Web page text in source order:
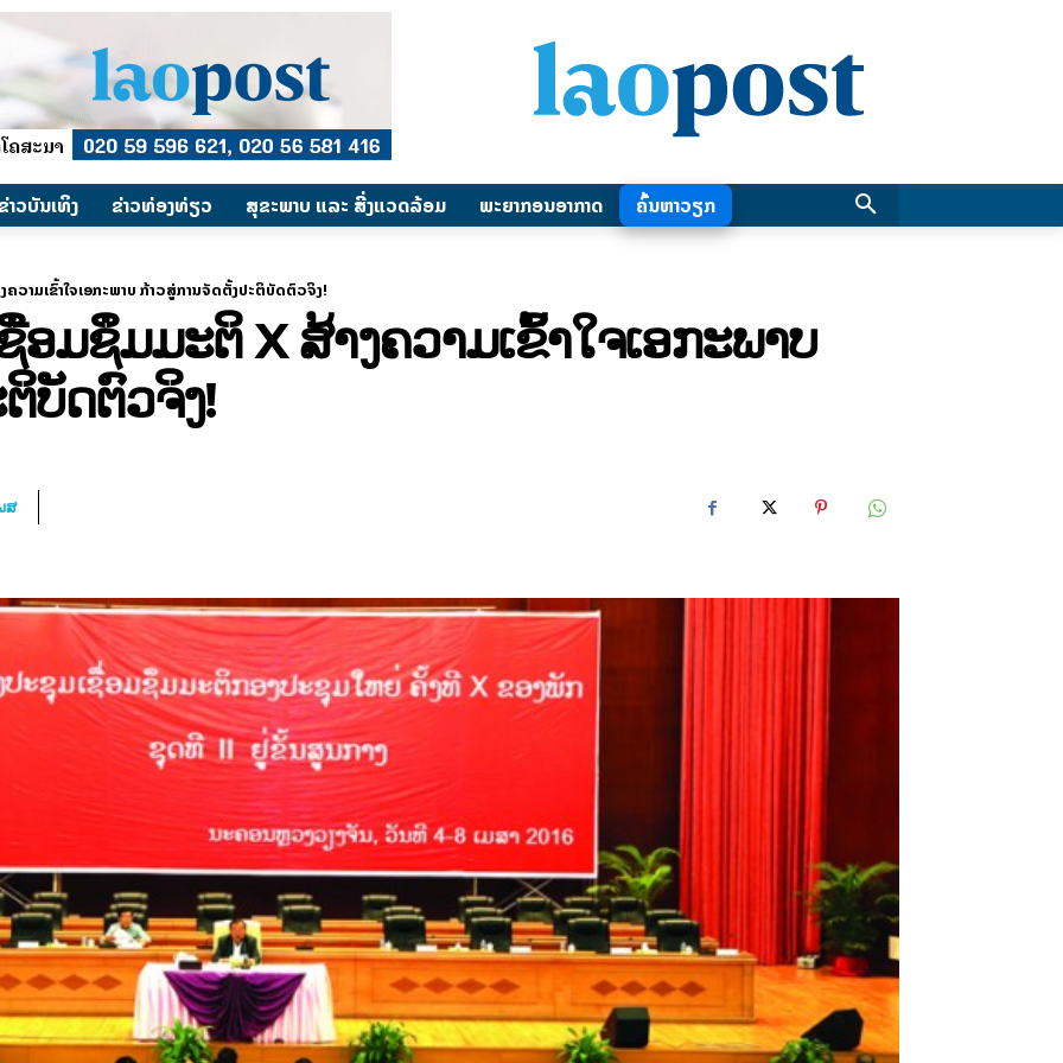
າວບັນເທິງ ​ຂ່າວທ່ອງທ່ຽວ ສຸຂະພາບ ແລະ ສີ່ງແວດລ້ອມ ພະຍາກອນອາກາດ ຄົ້ນຫາວຽກ
ວາມເຂົ້າໃຈເອກະພາບ ກ້າວສູ່ການຈັດຕັ້ງປະຕິບັດຕົວຈິງ!
ມ​ຊຶມ​ມະຕິ X ສ້າງຄວາມເຂົ້າໃຈເອກະພາບ
ບັດຕົວຈິງ!
ສ